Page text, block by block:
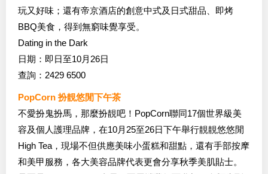
玩又好味；還有帝京酒店的創意中式及日式甜品、即烤
BBQ美食，得到無窮味覺享受。
Dating in the Dark
日期：即日至10月26日
查詢：2429 6500
PopCorn 扮靚悠閒下午茶
不愛扮鬼扮馬，那麼扮靚吧！PopCorn聯同17個世界級美
容及個人護理品牌，在10月25至26日下午舉行靚靚悠悠閒
High Tea，現場不但供應美味小蛋糕和甜點，還有手部按摩
和美甲服務，各大美容品牌代表更會分享秋季美肌貼士。